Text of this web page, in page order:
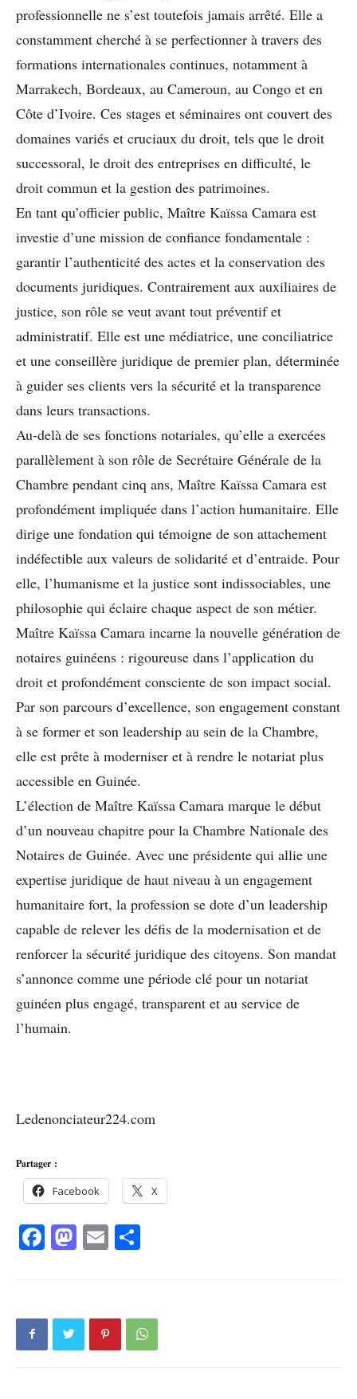
professionnelle ne s’est toutefois jamais arrêté. Elle a
constamment cherché à se perfectionner à travers des
formations internationales continues, notamment à
Marrakech, Bordeaux, au Cameroun, au Congo et en
Côte d’Ivoire. Ces stages et séminaires ont couvert des
domaines variés et cruciaux du droit, tels que le droit
successoral, le droit des entreprises en difficulté, le
droit commun et la gestion des patrimoines.
En tant qu’officier public, Maître Kaïssa Camara est
investie d’une mission de confiance fondamentale :
garantir l’authenticité des actes et la conservation des
documents juridiques. Contrairement aux auxiliaires de
justice, son rôle se veut avant tout préventif et
administratif. Elle est une médiatrice, une conciliatrice
et une conseillère juridique de premier plan, déterminée
à guider ses clients vers la sécurité et la transparence
dans leurs transactions.
Au-delà de ses fonctions notariales, qu’elle a exercées
parallèlement à son rôle de Secrétaire Générale de la
Chambre pendant cinq ans, Maître Kaïssa Camara est
profondément impliquée dans l’action humanitaire. Elle
dirige une fondation qui témoigne de son attachement
indéfectible aux valeurs de solidarité et d’entraide. Pour
elle, l’humanisme et la justice sont indissociables, une
philosophie qui éclaire chaque aspect de son métier.
Maître Kaïssa Camara incarne la nouvelle génération de
notaires guinéens : rigoureuse dans l’application du
droit et profondément consciente de son impact social.
Par son parcours d’excellence, son engagement constant
à se former et son leadership au sein de la Chambre,
elle est prête à moderniser et à rendre le notariat plus
accessible en Guinée.
L’élection de Maître Kaïssa Camara marque le début
d’un nouveau chapitre pour la Chambre Nationale des
Notaires de Guinée. Avec une présidente qui allie une
expertise juridique de haut niveau à un engagement
humanitaire fort, la profession se dote d’un leadership
capable de relever les défis de la modernisation et de
renforcer la sécurité juridique des citoyens. Son mandat
s’annonce comme une période clé pour un notariat
guinéen plus engagé, transparent et au service de
l’humain.
Ledenonciateur224.com
Partager :
Facebook X
Facebook
Mastodon
Email